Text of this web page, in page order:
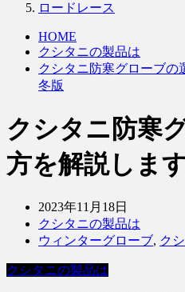
ロードレース
HOME
クシタニの製品は
クシタニ防寒グローブの
冬版
クシタニ防寒
方を解説しま
2023年11月18日
クシタニの製品は
ウィンターグローブ, ク
クシタニの製品は